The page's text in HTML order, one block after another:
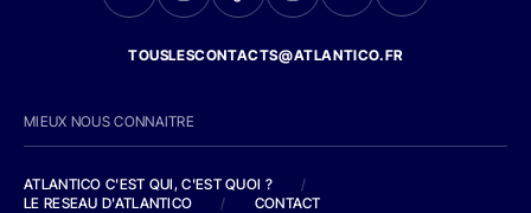
TOUSLESCONTACTS@ATLANTICO.FR
MIEUX NOUS CONNAITRE
ATLANTICO C'EST QUI, C'EST QUOI ?
/
LE RESEAU D'ATLANTICO
/ CONTACT